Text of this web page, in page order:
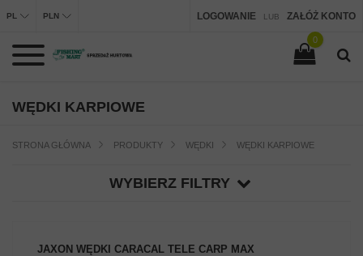
LOGOWANIE LUB ZAŁÓŻ KONTO
PL PLN
0
WĘDKI KARPIOWE
STRONA GŁÓWNA PRODUKTY WĘDKI WĘDKI KARPIOWE
WYBIERZ FILTRY
JAXON WĘDKI CARACAL TELE CARP MAX